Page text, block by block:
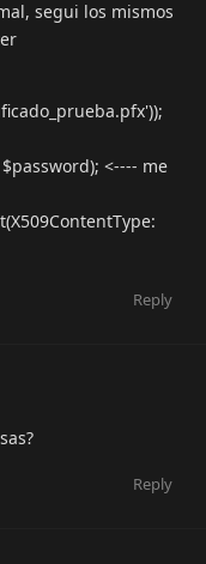
segui los mismos
<---- me
Reply
Reply